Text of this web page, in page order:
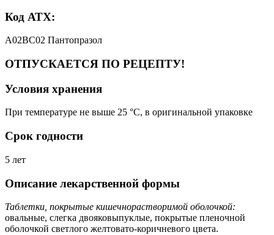
Код АТХ:
A02BC02 Пантопразол
ОТПУСКАЕТСЯ ПО РЕЦЕПТУ!
Условия хранения
При температуре не выше 25 °C, в оригинальной упаковке
Срок годности
5 лет
Описание лекарственной формы
Таблетки, покрытые кишечнорастворимой оболочкой:
овальные, слегка двояковыпуклые, покрытые пленочной
оболочкой светлого желтовато-коричневого цвета.